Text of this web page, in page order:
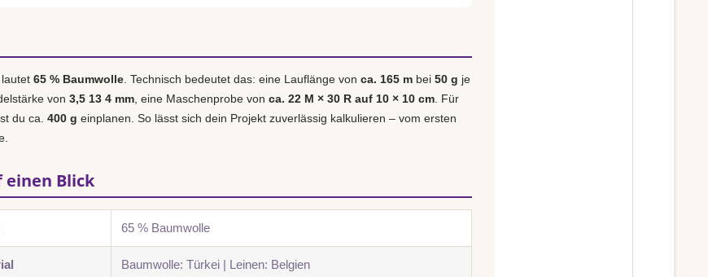
65 % Baumwolle . Technisch bedeutet das: eine Lauflänge von ca. 165 m bei 50 g je
von 3,5 13 4 mm , eine Maschenprobe von ca. 22 M × 30 R auf 10 × 10 cm . Für
du ca. 400 g einplanen. So lässt sich dein Projekt zuverlässig kalkulieren – vom ersten
Blick
65 % Baumwolle
Baumwolle: Türkei | Leinen: Belgien